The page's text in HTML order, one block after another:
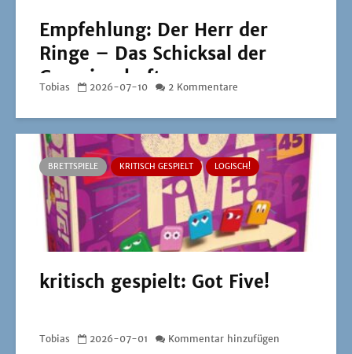
Empfehlung: Der Herr der
Ringe – Das Schicksal der
Gemeinschaft
Tobias 2026-07-10 2 Kommentare
BRETTSPIELE KRITISCH GESPIELT LOGISCH!
kritisch gespielt: Got Five!
Tobias 2026-07-01 Kommentar hinzufügen